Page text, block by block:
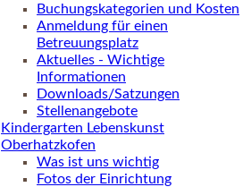
Buchungskategorien und Kosten
Anmeldung für einen
Betreuungsplatz
Aktuelles - Wichtige
Informationen
Downloads/Satzungen
Stellenangebote
Kindergarten Lebenskunst
Oberhatzkofen
Was ist uns wichtig
Fotos der Einrichtung